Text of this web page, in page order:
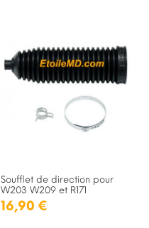
Soufflet de direction pour
W203 W209 et R171
16,90 €